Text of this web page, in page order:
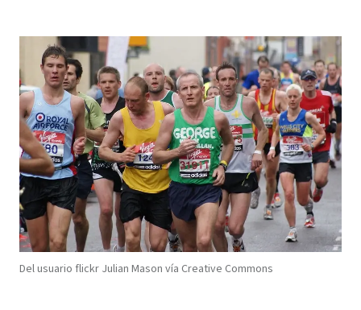
Del usuario flickr Julian Mason vía Creative Commons